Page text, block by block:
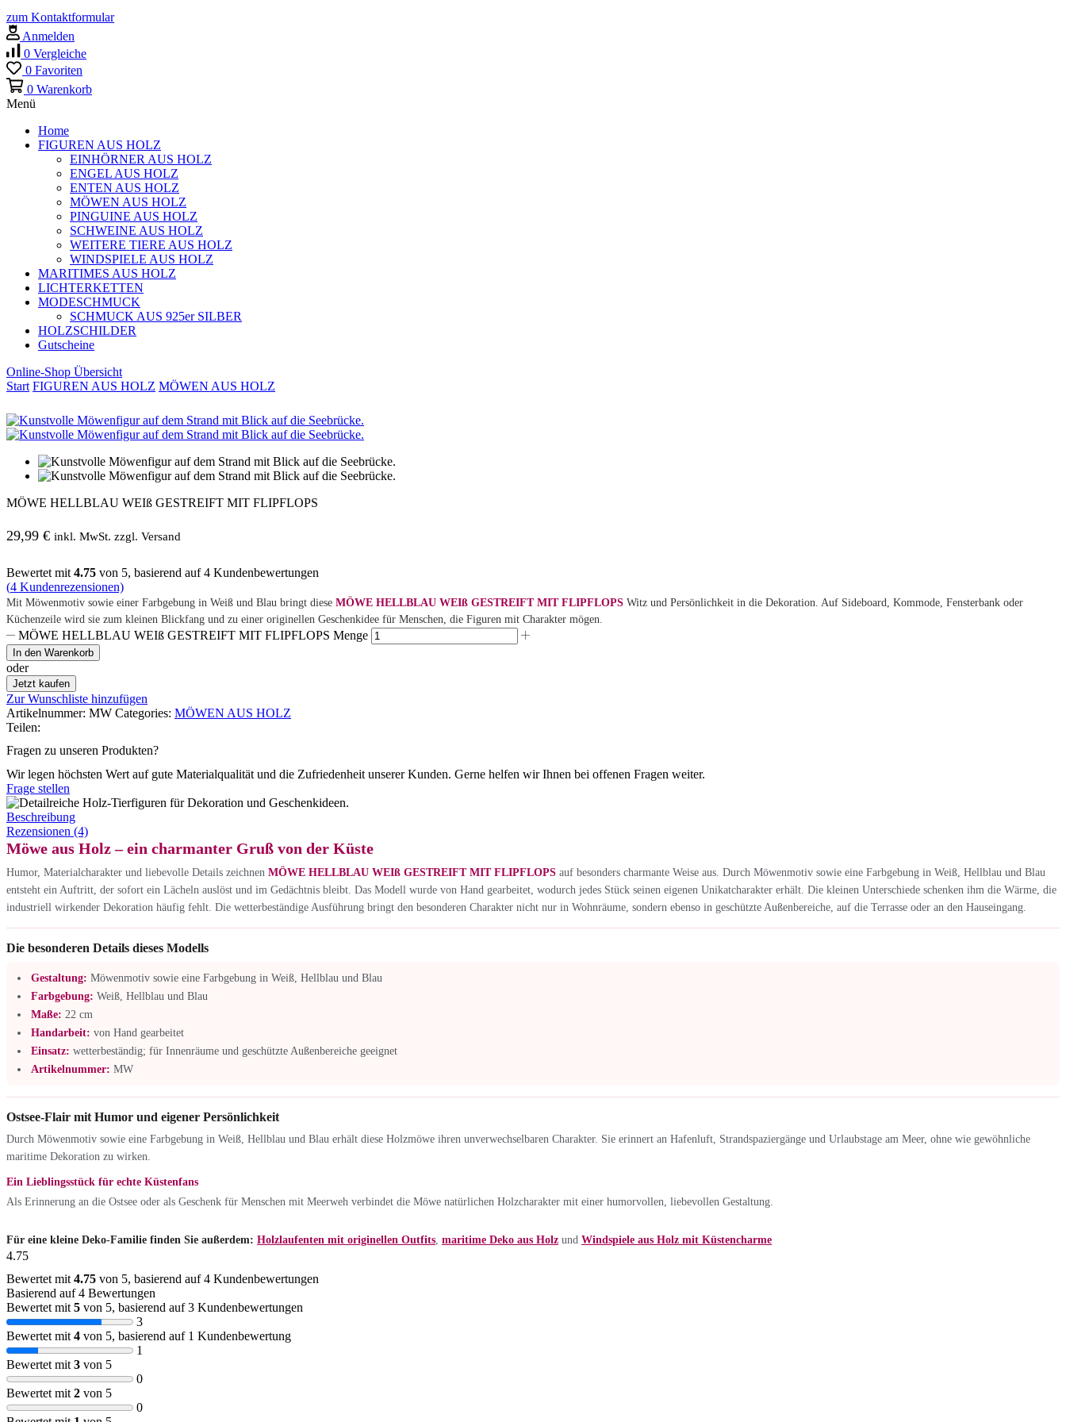
zum Kontaktformular
Anmelden
0 Vergleiche
0 Favoriten
0 Warenkorb
Menü
Home
FIGUREN AUS HOLZ
EINHÖRNER AUS HOLZ
ENGEL AUS HOLZ
ENTEN AUS HOLZ
MÖWEN AUS HOLZ
PINGUINE AUS HOLZ
SCHWEINE AUS HOLZ
WEITERE TIERE AUS HOLZ
WINDSPIELE AUS HOLZ
MARITIMES AUS HOLZ
LICHTERKETTEN
MODESCHMUCK
SCHMUCK AUS 925er SILBER
HOLZSCHILDER
Gutscheine
Online-Shop Übersicht
Start FIGUREN AUS HOLZ MÖWEN AUS HOLZ
MÖWE HELLBLAU WEIß GESTREIFT MIT FLIPFLOPS
29,99 € inkl. MwSt. zzgl. Versand
Bewertet mit 4.75 von 5, basierend auf4 Kundenbewertungen
(4 Kundenrezensionen)
Mit Möwenmotiv sowie einer Farbgebung in Weiß und Blau bringt diese MÖWE HELLBLAU WEIß GESTREIFT MIT FLIPFLOPS Witz und Persönlichkeit in die Dekoration. Auf Sideboard, Kommode, Fensterbank oder
Küchenzeile wird sie zum kleinen Blickfang und zu einer originellen Geschenkidee für Menschen, die Figuren mit Charakter mögen.
MÖWE HELLBLAU WEIß GESTREIFT MIT FLIPFLOPS Menge
In den Warenkorb
oder
Jetzt kaufen
Zur Wunschliste hinzufügen
Artikelnummer: MW Categories: MÖWEN AUS HOLZ
Teilen:
Fragen zu unseren Produkten?
Wir legen höchsten Wert auf gute Materialqualität und die Zufriedenheit unserer Kunden. Gerne helfen wir Ihnen bei offenen Fragen weiter.
Frage stellen
Beschreibung
Rezensionen (4)
Möwe aus Holz – ein charmanter Gruß von der Küste
Humor, Materialcharakter und liebevolle Details zeichnen MÖWE HELLBLAU WEIß GESTREIFT MIT FLIPFLOPS auf besonders charmante Weise aus. Durch Möwenmotiv sowie eine Farbgebung in Weiß, Hellblau und Blau
entsteht ein Auftritt, der sofort ein Lächeln auslöst und im Gedächtnis bleibt. Das Modell wurde von Hand gearbeitet, wodurch jedes Stück seinen eigenen Unikatcharakter erhält. Die kleinen Unterschiede schenken ihm die Wärme, die
industriell wirkender Dekoration häufig fehlt. Die wetterbeständige Ausführung bringt den besonderen Charakter nicht nur in Wohnräume, sondern ebenso in geschützte Außenbereiche, auf die Terrasse oder an den Hauseingang.
Die besonderen Details dieses Modells
Gestaltung: Möwenmotiv sowie eine Farbgebung in Weiß, Hellblau und Blau
Farbgebung: Weiß, Hellblau und Blau
Maße: 22 cm
Handarbeit: von Hand gearbeitet
Einsatz: wetterbeständig; für Innenräume und geschützte Außenbereiche geeignet
Artikelnummer: MW
Ostsee-Flair mit Humor und eigener Persönlichkeit
Durch Möwenmotiv sowie eine Farbgebung in Weiß, Hellblau und Blau erhält diese Holzmöwe ihren unverwechselbaren Charakter. Sie erinnert an Hafenluft, Strandspaziergänge und Urlaubstage am Meer, ohne wie gewöhnliche
maritime Dekoration zu wirken.
Ein Lieblingsstück für echte Küstenfans
Als Erinnerung an die Ostsee oder als Geschenk für Menschen mit Meerweh verbindet die Möwe natürlichen Holzcharakter mit einer humorvollen, liebevollen Gestaltung.
Für eine kleine Deko-Familie finden Sie außerdem: Holzlaufenten mit originellen Outfits maritime Deko aus Holz und Windspiele aus Holz mit Küstencharme
4.75
Bewertet mit 4.75 von 5, basierend auf4 Kundenbewertungen
Basierend auf 4 Bewertungen
Bewertet mit 5 von 5, basierend auf3 Kundenbewertungen
3
Bewertet mit 4 von 5, basierend auf 1 Kundenbewertung
1
Bewertet mit 3 von 5
0
Bewertet mit 2 von 5
0